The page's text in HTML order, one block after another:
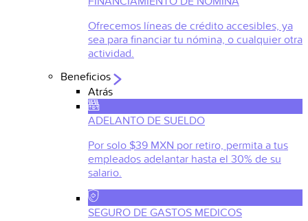
Ofrecemos líneas de crédito accesibles, ya
sea para financiar tu nómina, o cualquier otra
actividad.
Beneficios
Atrás
ADELANTO DE SUELDO
Por solo $39 MXN por retiro, permita a tus
empleados adelantar hasta el 30% de su
salario.
SEGURO DE GASTOS MEDICOS